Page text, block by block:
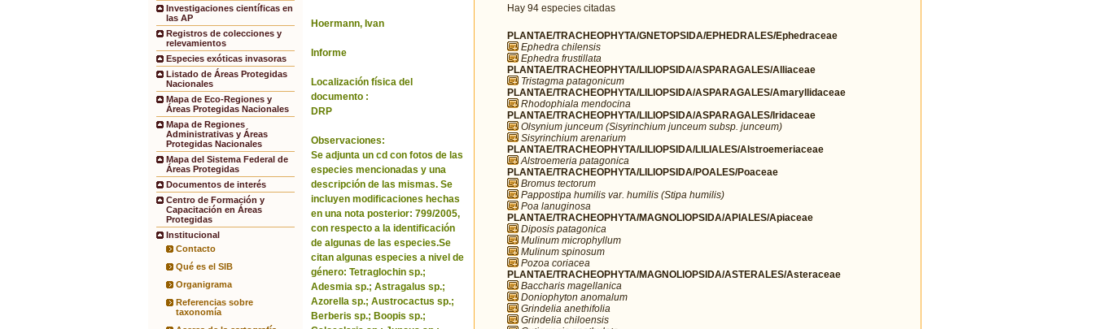
Investigaciones científicas en
las AP
Registros de colecciones y
relevamientos
Especies exóticas invasoras
Listado de Áreas Protegidas
Nacionales
Mapa de Eco-Regiones y
Áreas Protegidas Nacionales
Mapa de Regiones
Administrativas y Áreas
Protegidas Nacionales
Mapa del Sistema Federal de
Áreas Protegidas
Documentos de interés
Centro de Formación y
Capacitación en Áreas
Protegidas
Institucional
Contacto
Qué es el SIB
Organigrama
Referencias sobre
taxonomía
Hoermann, Ivan
Informe
Localización física del
documento :
DRP
Observaciones:
Se adjunta un cd con fotos de las
especies mencionadas y una
descripción de las mismas. Se
incluyen modificaciones hechas
en una nota posterior: 799/2005,
con respecto a la identificación
de algunas de las especies.Se
citan algunas especies a nivel de
género: Tetraglochin sp.;
Adesmia sp.; Astragalus sp.;
Azorella sp.; Austrocactus sp.;
Berberis sp.; Boopis sp.;
Hay 94 especies citadas
PLANTAE/TRACHEOPHYTA/GNETOPSIDA/EPHEDRALES/Ephedraceae
Ephedra chilensis
Ephedra frustillata
PLANTAE/TRACHEOPHYTA/LILIOPSIDA/ASPARAGALES/Alliaceae
Tristagma patagonicum
PLANTAE/TRACHEOPHYTA/LILIOPSIDA/ASPARAGALES/Amaryllidaceae
Rhodophiala mendocina
PLANTAE/TRACHEOPHYTA/LILIOPSIDA/ASPARAGALES/Iridaceae
Olsynium junceum (Sisyrinchium junceum subsp. junceum)
Sisyrinchium arenarium
PLANTAE/TRACHEOPHYTA/LILIOPSIDA/LILIALES/Alstroemeriaceae
Alstroemeria patagonica
PLANTAE/TRACHEOPHYTA/LILIOPSIDA/POALES/Poaceae
Bromus tectorum
Pappostipa humilis var. humilis (Stipa humilis)
Poa lanuginosa
PLANTAE/TRACHEOPHYTA/MAGNOLIOPSIDA/APIALES/Apiaceae
Diposis patagonica
Mulinum microphyllum
Mulinum spinosum
Pozoa coriacea
PLANTAE/TRACHEOPHYTA/MAGNOLIOPSIDA/ASTERALES/Asteraceae
Baccharis magellanica
Doniophyton anomalum
Grindelia anethifolia
Grindelia chiloensis